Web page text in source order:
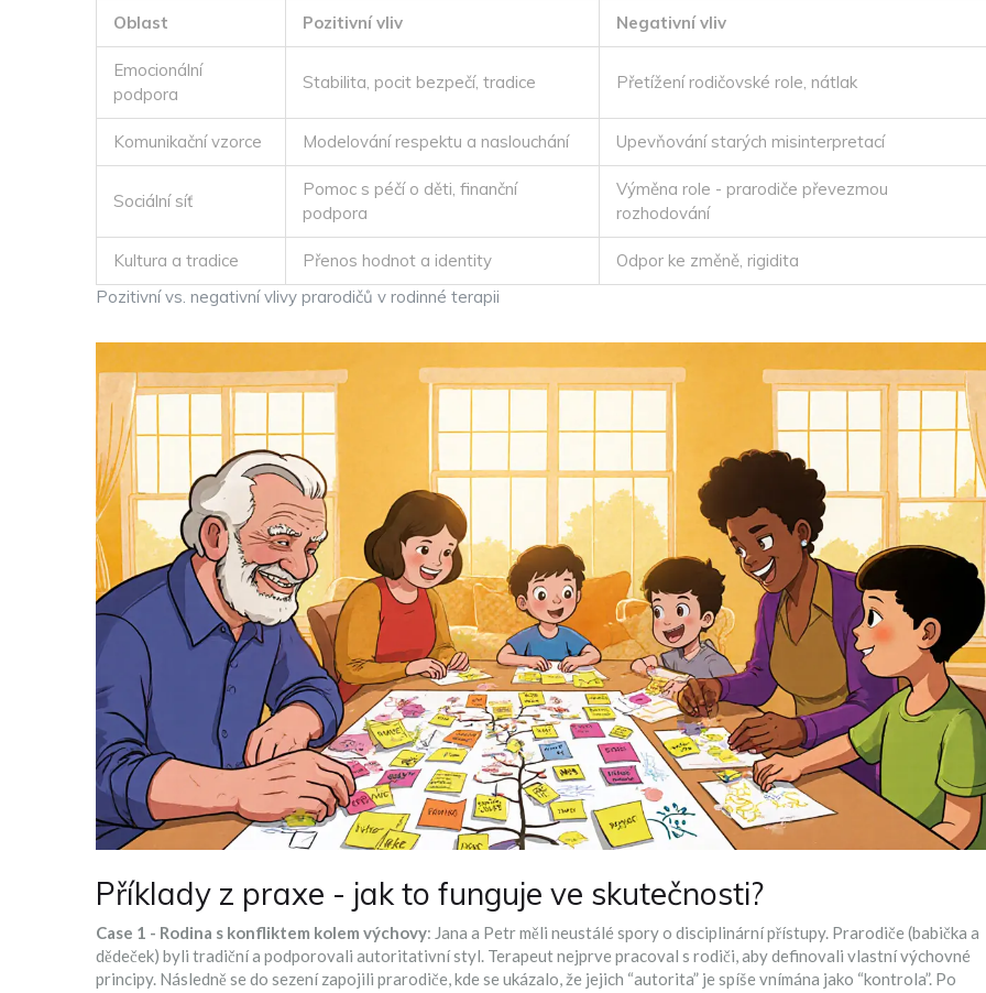
Pozitivní vs. negativní vlivy prarodičů v rodinné terapii
Oblast Pozitivní vliv Negativní vliv
Emocionální
podpora
Stabilita, pocit bezpečí, tradice Přetížení rodičovské role, nátlak
Komunikační vzorce Modelování respektu a naslouchání Upevňování starých misinterpretací
Sociální síť
Pomoc s péčí o děti, finanční
podpora
Výměna role - prarodiče převezmou
rozhodování
Kultura a tradice Přenos hodnot a identity Odpor ke změně, rigidita
Příklady z praxe - jak to funguje ve skutečnosti?
Case 1 - Rodina s konfliktem kolem výchovy: Jana a Petr měli neustálé spory o disciplinární přístupy. Prarodiče (babička a
dědeček) byli tradiční a podporovali autoritativní styl. Terapeut nejprve pracoval s rodiči, aby definovali vlastní výchovné
principy. Následně se do sezení zapojili prarodiče, kde se ukázalo, že jejich “autorita” je spíše vnímána jako “kontrola”. Po